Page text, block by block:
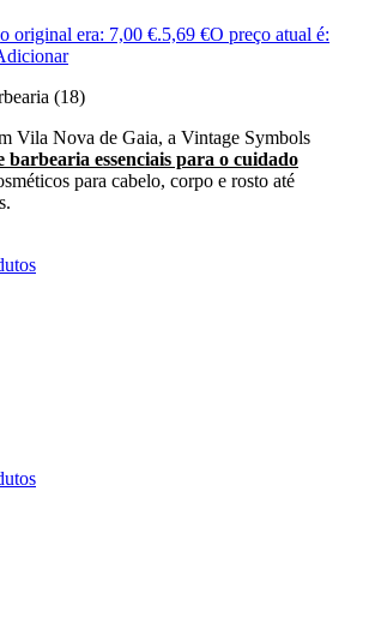
original era: 7,00 €.5,69 €O preço atual é:
Vila Nova de Gaia, a Vintage Symbols
barbearia essenciais para o cuidado
para cabelo, corpo e rosto até